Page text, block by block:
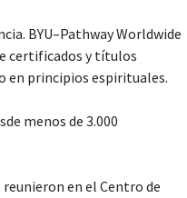
BYU–Pathway Worldwide
certificados y títulos
en principios espirituales.
menos de 3.000
en el Centro de